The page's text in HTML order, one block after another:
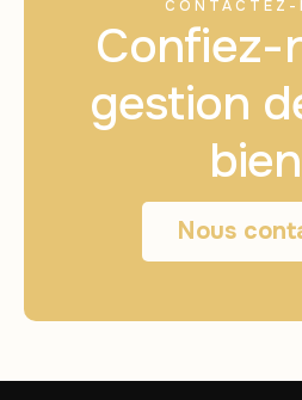
CONTACTEZ-
Confiez-
gestion
Nous